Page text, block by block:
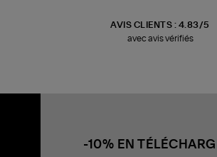
AVIS CLIENTS : 4.83/5
avec avis vérifiés
-10% EN